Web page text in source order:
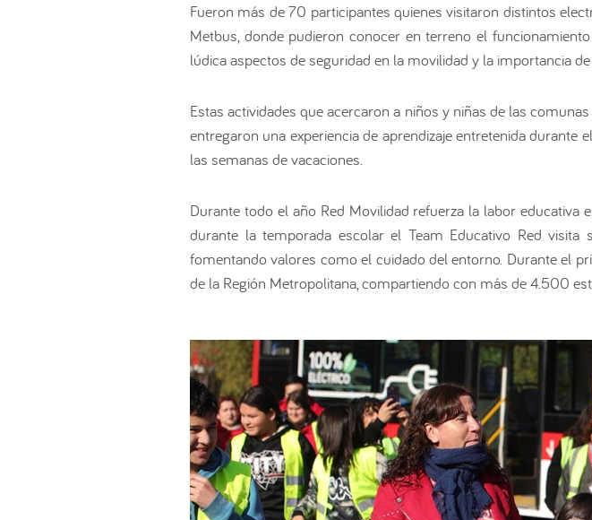
Fueron más de 70 participantes quienes visitaron distintos
Metbus, donde pudieron conocer en terreno el
lúdica aspectos de seguridad en la movilidad y la importancia
Estas actividades que acercaron a niños y niñas de las
entregaron una experiencia de aprendizaje entretenida
las semanas de vacaciones.
Durante todo el año Red Movilidad refuerza la labor
durante la temporada escolar el Team Educativo Red
fomentando valores como el cuidado del entorno. Durante el
de la Región Metropolitana, compartiendo con más de 4.500